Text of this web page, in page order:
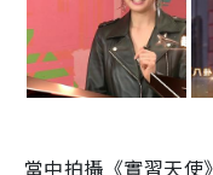
當中拍攝《實習天